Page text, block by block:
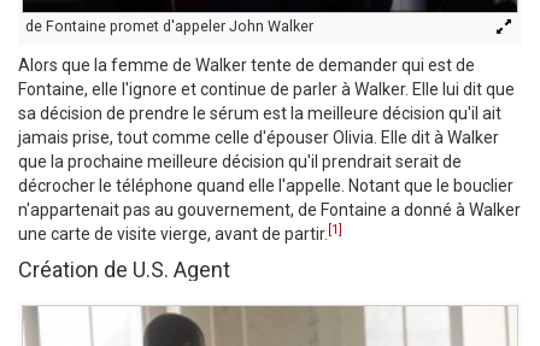
de Fontaine promet d'appeler John Walker
Alors que la femme de Walker tente de demander qui est de
Fontaine, elle l'ignore et continue de parler à Walker. Elle lui dit que
sa décision de prendre le sérum est la meilleure décision qu'il ait
jamais prise, tout comme celle d'épouser Olivia. Elle dit à Walker
que la prochaine meilleure décision qu'il prendrait serait de
décrocher le téléphone quand elle l'appelle. Notant que le bouclier
n'appartenait pas au gouvernement, de Fontaine a donné à Walker
une carte de visite vierge, avant de partir. [1]
Création de U.S. Agent